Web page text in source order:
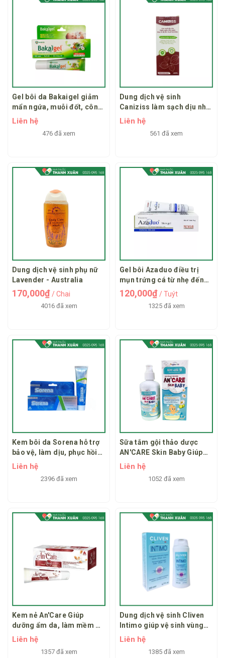
Gel bôi da Bakaigel giảm
mẩn ngứa, muỗi đốt, côn
trùng cắn
Liên hệ
476 đã xem
Dung dịch vệ sinh
Caniziss làm sạch dịu nhẹ,
ngăn ngừa viêm ngứa, duy
trì độ ẩm và pH tự nhiên
Liên hệ
561 đã xem
Dung dịch vệ sinh phụ nữ
Lavender - Australia
170,000₫ / Chai
4016 đã xem
Gel bôi Azaduo điều trị
mụn trứng cá từ nhẹ đến
vừa
120,000₫ / Tuýt
1325 đã xem
Kem bôi da Sorena hỗ trợ
bảo vệ, làm dịu, phục hồi
tổn thương do bỏng và sau
Liên hệ
2396 đã xem
Sữa tắm gội thảo dược
AN'CARE Skin Baby Giúp
làm sạch nhẹ nhàng,
kháng khuẩn, làm dịu mát
da, chăm sóc và bảo vệ da
Liên hệ
1052 đã xem
Kem nẻ An'Care Giúp
dưỡng ẩm da, làm mềm da
cho làn da khỏe mạnh hơn
Liên hệ
1357 đã xem
Dung dịch vệ sinh Cliven
Intimo giúp vệ sinh vùng
kín, duy trì độ ẩm cho da
Liên hệ
1385 đã xem